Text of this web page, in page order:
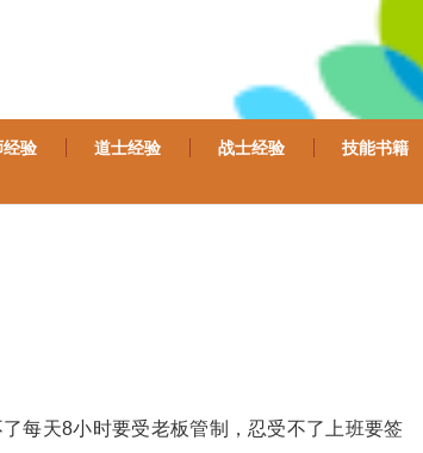
经验 道士经验 战士经验 技能书籍
每天8小时要受老板管制，忍受不了上班要签